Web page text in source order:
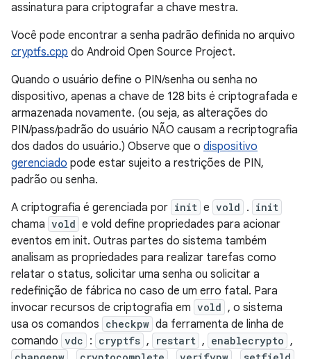
assinatura para criptografar a chave mestra.
Você pode encontrar a senha padrão definida no arquivo
cryptfs.cpp do Android Open Source Project.
Quando o usuário define o PIN/senha ou senha no
dispositivo, apenas a chave de 128 bits é criptografada e
armazenada novamente. (ou seja, as alterações do
PIN/pass/padrão do usuário NÃO causam a recriptografia
dos dados do usuário.) Observe que o dispositivo
gerenciado pode estar sujeito a restrições de PIN,
padrão ou senha.
A criptografia é gerenciada por init e vold . init
chama vold e vold define propriedades para acionar
eventos em init. Outras partes do sistema também
analisam as propriedades para realizar tarefas como
relatar o status, solicitar uma senha ou solicitar a
redefinição de fábrica no caso de um erro fatal. Para
invocar recursos de criptografia em vold , o sistema
usa os comandos checkpw da ferramenta de linha de
comando vdc : cryptfs , restart , enablecrypto ,